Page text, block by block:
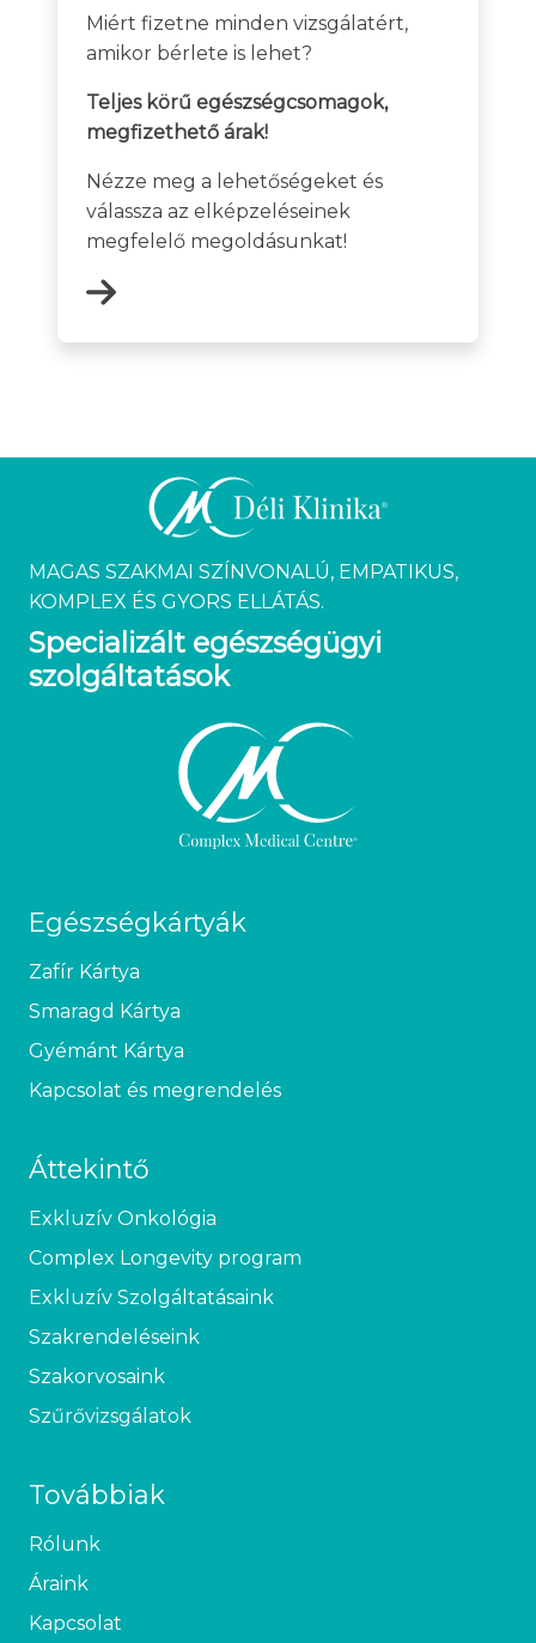
Miért fizetne minden vizsgálatért,
amikor bérlete is lehet?
Teljes körű egészségcsomagok,
megfizethető árak!
Nézze meg a lehetőségeket és
válassza az elképzeléseinek
megfelelő megoldásunkat!
MAGAS SZAKMAI SZÍNVONALÚ, EMPATIKUS,
KOMPLEX ÉS GYORS ELLÁTÁS.
Specializált egészségügyi
szolgáltatások
Egészségkártyák
Zafír Kártya
Smaragd Kártya
Gyémánt Kártya
Kapcsolat és megrendelés
Áttekintő
Exkluzív Onkológia
Complex Longevity program
Exkluzív Szolgáltatásaink
Szakrendeléseink
Szakorvosaink
Szűrővizsgálatok
Továbbiak
Rólunk
Áraink
Kapcsolat